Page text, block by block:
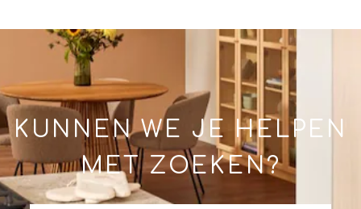
to
KUNNEN WE JE HELPEN
MET ZOEKEN?